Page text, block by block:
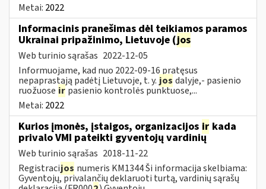
Metai: 2022
Informacinis pranešimas dėl teikiamos paramos
Ukrainai pripažinimo, Lietuvoje (jos
Web turinio sąrašas 2022-12-05
Informuojame, kad nuo 2022-09-16 pratęsus
nepaprastąją padėtį Lietuvoje, t. y. jos dalyje,- pasienio
ruožuose ir pasienio kontrolės punktuose,...
Metai: 2022
Kurios įmonės, įstaigos, organizacijos ir kada
privalo VMI pateikti gyventojų vardinių
Web turinio sąrašas 2018-11-22
Registracijos numeris KM1344 Ši informacija skelbiama:
Gyventojų, privalančių deklaruoti turtą, vardinių sąrašų